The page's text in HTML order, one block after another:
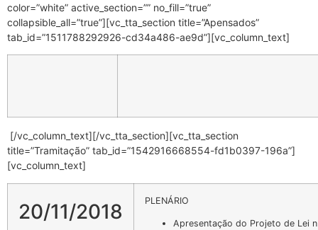
color=”white” active_section=”” no_fill=”true”
collapsible_all=”true”][vc_tta_section title=”Apensados”
tab_id=”1511788292926-cd34a486-ae9d”][vc_column_text]
[/vc_column_text][/vc_tta_section][vc_tta_section
title=”Tramitação” tab_id=”1542916668554-fd1b0397-196a”]
[vc_column_text]
20/11/2018 PLENÁRIO
Apresentação do Projeto de Lei